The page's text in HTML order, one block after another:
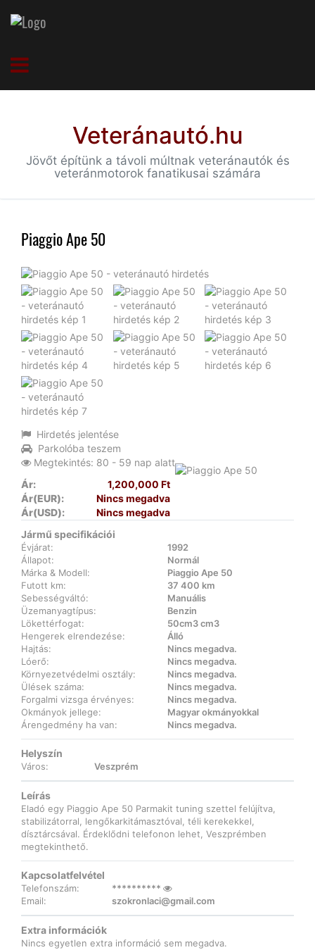
Veteránautó.hu
Jövőt építünk a távoli múltnak veteránautók és
veteránmotorok fanatikusai számára
Piaggio Ape 50
Hirdetés jelentése
Parkolóba teszem
Megtekintés: 80 - 59 nap alatt
Ár:
1,200,000 Ft
Ár(EUR):
Nincs megadva
Ár(USD):
Nincs megadva
Jármű specifikációi
Évjárat:
1992
Állapot:
Normál
Márka & Modell:
Piaggio Ape 50
Futott km:
37 400 km
Sebességváltó:
Manuális
Üzemanyagtípus:
Benzin
Lökettérfogat:
50cm3 cm3
Hengerek elrendezése:
Álló
Hajtás:
Nincs megadva.
Lóerő:
Nincs megadva.
Környezetvédelmi osztály:
Nincs megadva.
Ülések száma:
Nincs megadva.
Forgalmi vizsga érvényes:
Nincs megadva.
Okmányok jellege:
Magyar okmányokkal
Árengedmény ha van:
Nincs megadva.
Helyszín
Város: Veszprém
Leírás
Eladó egy Piaggio Ape 50 Parmakit tuning szettel felújítva,
stabilizátorral, lengőkarkitámasztóval, téli kerekekkel,
dísztárcsával. Érdeklődni telefonon lehet, Veszprémben
megtekinthető.
Kapcsolatfelvétel
Telefonszám:
**********
Email:
szokronlaci@gmail.com
Extra információk
Nincs egyetlen extra információ sem megadva.